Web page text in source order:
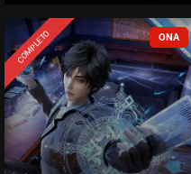
COMPLETO